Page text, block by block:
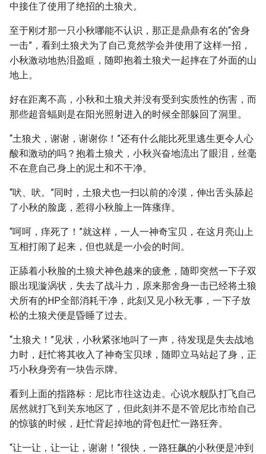
中接住了使用了绝招的土狼犬。
至于刚才那一只小秋哪能不认识，那正是鼎鼎有名的“舍身
一击”，看到土狼犬为了自己竟然学会并使用了这样一招，
小秋激动地热泪盈眶，随即抱着土狼犬一起摔在了外面的山
地上。
好在距离不高，小秋和土狼犬并没有受到实质性的伤害，而
那些超音蝠则是在阳光照射进入的时候全部躲回了洞里。
“土狼犬，谢谢，谢谢你！”还有什么能比死里逃生更令人心
酸和激动的吗？抱着土狼犬，小秋兴奋地流出了眼泪，丝毫
不在意自己身上的泥土和不干净。
“吠、吠。”同时，土狼犬也一扫以前的冷漠，伸出舌头舔起
了小秋的脸庞，惹得小秋脸上一阵瘙痒。
“呵呵，痒死了！”就这样，一人一神奇宝贝，在这月亮山上
互相打闹了起来，但也就是一小会的时间。
正舔着小秋脸的土狼犬神色越来的疲惫，随即突然一下子双
眼出现漩涡状，失去了战斗力，原来那舍身一击已经将土狼
犬所有的HP全部消耗干净，此刻又见小秋无事，一下子放
松的土狼犬便是昏睡了过去。
“土狼犬！”见状，小秋紧张地叫了一声，待发现是失去战地
力时，赶忙将其收入了神奇宝贝球，随即立马站起了身，正
巧小秋身旁有一块告示牌。
看到上面的指路标：尼比市往这边走。心说水舰队打飞自己
居然就打飞到关东地区了，但此刻并不是不管尼比市给自己
的惊骇的时候，赶忙背起掉地的背包赶忙一路狂奔。
“让一让，让一让，谢谢！”很快，一路狂飙的小秋便是冲到